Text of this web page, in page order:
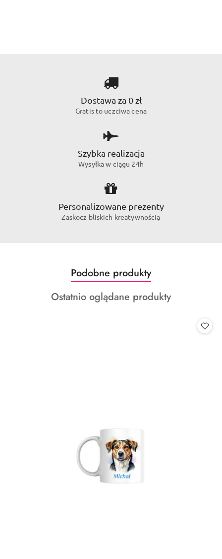
Dostawa za 0 zł
Gratis to uczciwa cena
Szybka realizacja
Wysyłka w ciągu 24h
Personalizowane prezenty
Zaskocz bliskich kreatywnością
Pomiń karuzelę produktów
Produkty
o
statusie:
Podobne produkty
Produkty
Ostatnio oglądane produkty